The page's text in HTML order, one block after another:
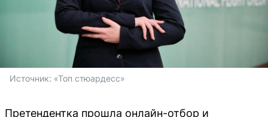
Источник: «Топ стюардесс»
Претендентка прошла онлайн-отбор и